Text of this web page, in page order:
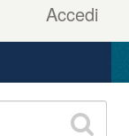
Accedi